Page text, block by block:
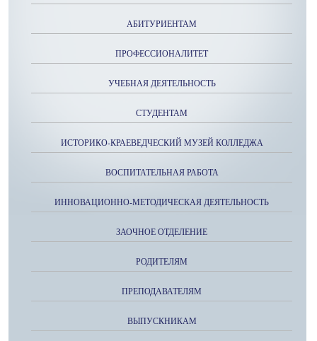
АБИТУРИЕНТАМ
ПРОФЕССИОНАЛИТЕТ
УЧЕБНАЯ ДЕЯТЕЛЬНОСТЬ
СТУДЕНТАМ
ИСТОРИКО-КРАЕВЕДЧЕСКИЙ МУЗЕЙ КОЛЛЕДЖА
ВОСПИТАТЕЛЬНАЯ РАБОТА
ИННОВАЦИОННО-МЕТОДИЧЕСКАЯ ДЕЯТЕЛЬНОСТЬ
ЗАОЧНОЕ ОТДЕЛЕНИЕ
РОДИТЕЛЯМ
ПРЕПОДАВАТЕЛЯМ
ВЫПУСКНИКАМ